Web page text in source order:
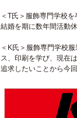
＜T氏＞服飾専門学校
結婚を期に数年間活動
＜K氏＞服飾専門学校
ス、印刷を学び、現在
追求したいことから今